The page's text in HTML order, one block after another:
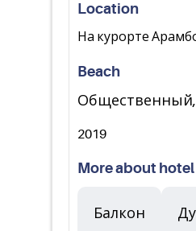
Location
На курорте
Beach
Общественный,
2019
More about hotel
Балкон